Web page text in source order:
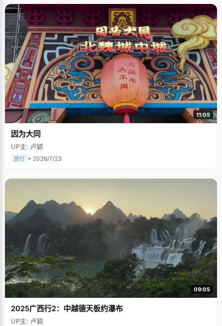
11:05
因为大同
UP主: 卢颖
旅行 • 2026/7/23
09:05
2025广西行2：中越德天板约瀑布
UP主: 卢颖